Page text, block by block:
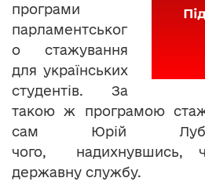
програми
парламентськог
о стажування
для українських
студентів. За
такою ж програмою
сам Юрій
чого, надихнувшись,
державну службу.